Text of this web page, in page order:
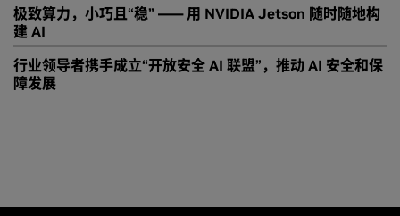
极致算力，小巧且“稳” —— 用 NVIDIA Jetson 随时随地构
建 AI
行业领导者携手成立“开放安全 AI 联盟”，推动 AI 安全和保
障发展